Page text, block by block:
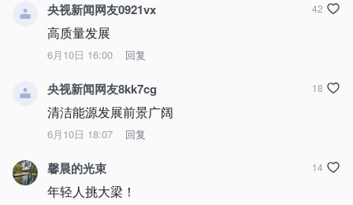
央视新闻网友0921vx
高质量发展
6月10日 16:00 回复
42
央视新闻网友8kk7cg
清洁能源发展前景广阔
6月10日 18:07 回复
18
馨晨的光束
年轻人挑大梁！
14